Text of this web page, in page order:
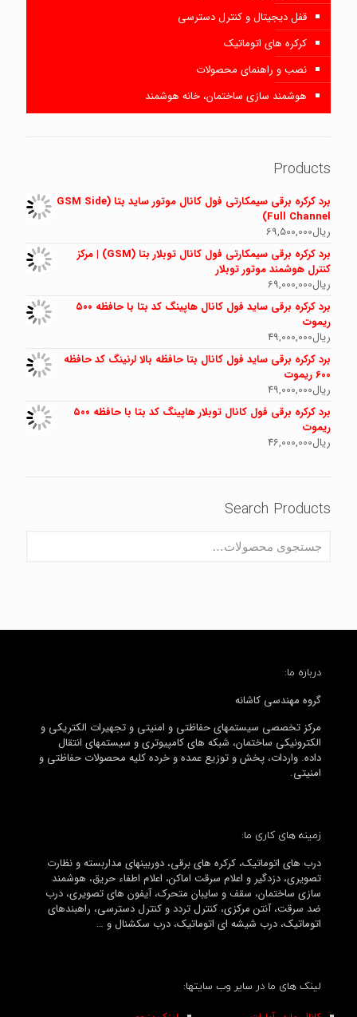
قفل دیجیتال و کنترل دسترسی
کرکره های اتوماتیک
نصب و راهنمای محصولات
هوشمند سازی ساختمان، خانه هوشمند
Products
برد کرکره برقی سیمکارتی فول کانال موتور ساید بتا (GSM Side
Full Channel)
ریال69,500,000
برد کرکره برقی سیمکارتی فول کانال توبلار بتا (GSM) | مرکز
کنترل هوشمند موتور توبلار
ریال69,000,000
برد کرکره برقی ساید فول کانال هاپینگ کد بتا با حافظه ۵۰۰
ریموت
ریال49,000,000
برد کرکره برقی ساید فول کانال بتا حافظه بالا لرنینگ کد حافظه
600 ریموت
ریال49,000,000
برد کرکره برقی فول کانال توبلار هاپینگ کد بتا با حافظه ۵۰۰
ریموت
ریال46,000,000
Search Products
درباره ما:
گروه مهندسی کاشانه
مرکز تخصصی سیستمهای حفاظتی و امنیتی و تجهیرات الکتریکی و
الکترونیکی ساختمان، شبکه های کامپیوتری و سیستمهای انتقال
داده. واردات، پخش و توزیع عمده و خرده کلیه محصولات حفاظتی و
امنیتی.
زمینه های کاری ما:
درب های اتوماتیک، کرکره های برقی، دوربینهای مداربسته و نظارت
تصویری، دزدگیر و اعلام سرقت اماکن، اعلام اطفاء حریق، هوشمند
سازی ساختمان، سقف و سایبان متحرک، آیفون های تصویری، درب
ضد سرقت، آنتن مرکزی، کنترل تردد و کنترل دسترسی، راهبندهای
اتوماتیک، درب شیشه ای اتوماتیک، درب سکشنال و …
لینک های ما در سایر وب سایتها: